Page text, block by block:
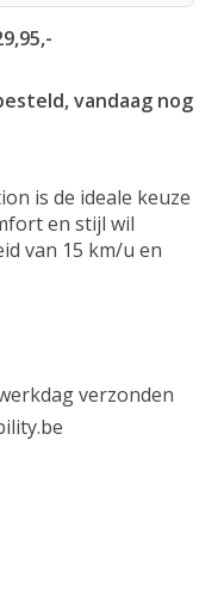
vandaag nog
is de ideale keuze
en stijl wil
van 15 km/u en
verzonden